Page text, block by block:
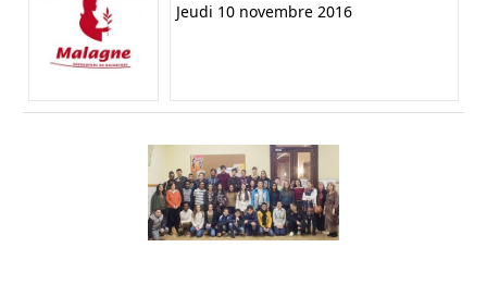
Jeudi 10 novembre 2016